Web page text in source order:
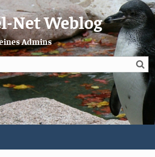
Net Weblog
Admins